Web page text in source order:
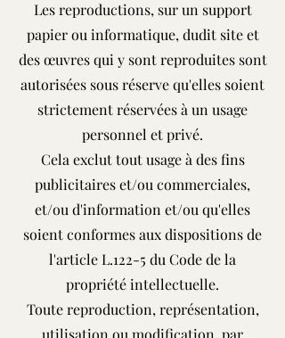
Les reproductions, sur un support
papier ou informatique, dudit site et
des œuvres qui y sont reproduites sont
autorisées sous réserve qu'elles soient
strictement réservées à un usage
personnel et privé.
Cela exclut tout usage à des fins
publicitaires et/ou commerciales,
et/ou d'information et/ou qu'elles
soient conformes aux dispositions de
l'article L.122-5 du Code de la
propriété intellectuelle.
Toute reproduction, représentation,
utilisation ou modification, par